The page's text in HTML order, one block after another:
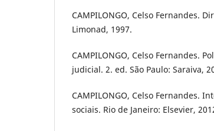
CAMPILONGO, Celso Fernandes.
Limonad, 1997.
CAMPILONGO, Celso Fernandes.
judicial. 2. ed. São Paulo: Saraiva,
CAMPILONGO, Celso Fernandes.
sociais. Rio de Janeiro: Elsevier,